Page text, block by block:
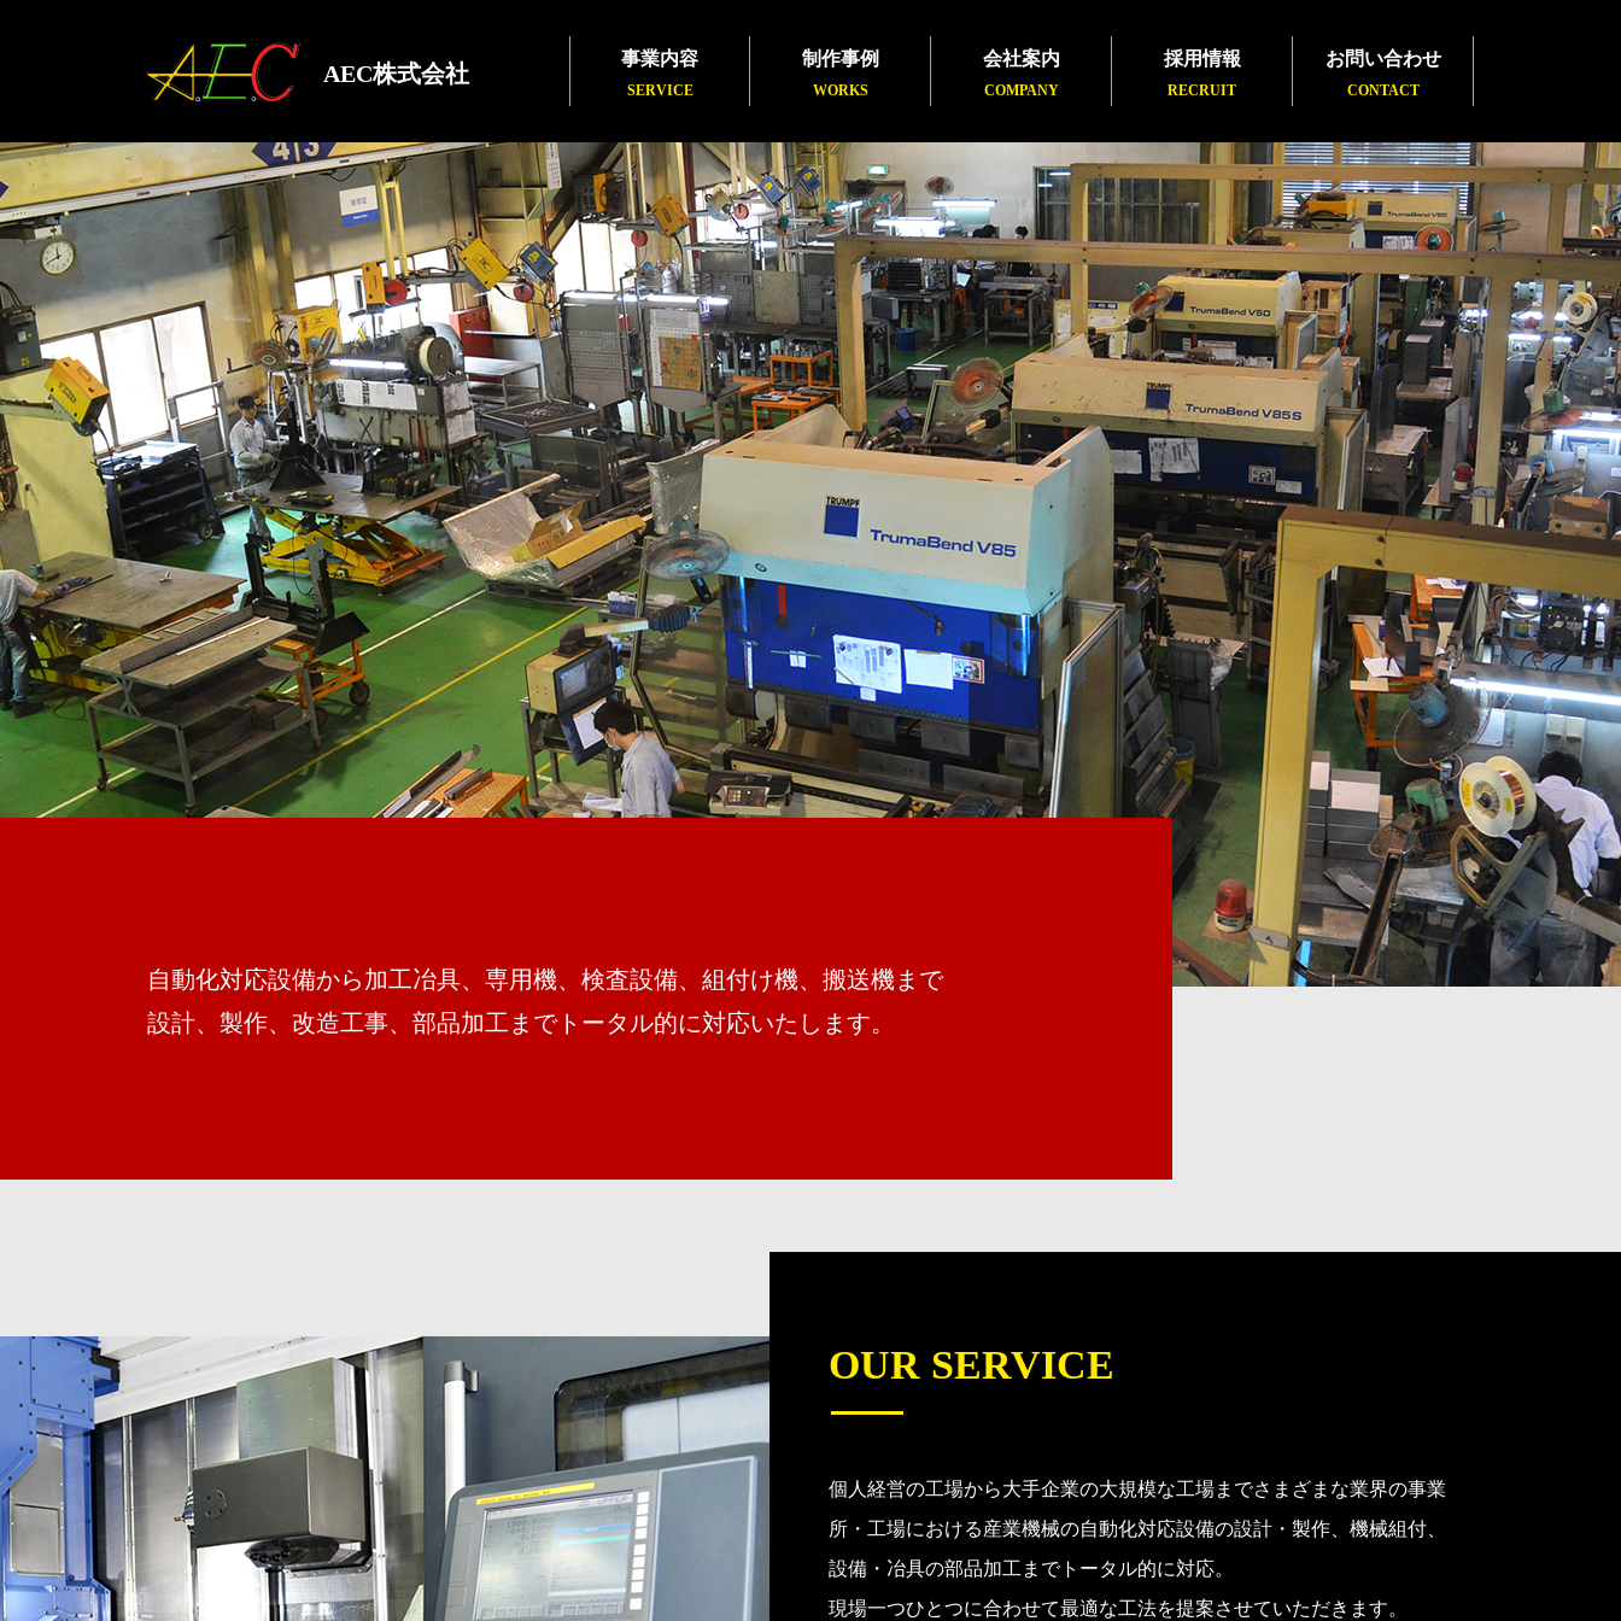
AEC株式会社
事業内容
SERVICE
制作事例
WORKS
会社案内
COMPANY
採用情報
RECRUIT
お問い合わせ
CONTACT
自動化対応設備から加工冶具、専用機、検査設備、組付け機、搬送機まで
設計、製作、改造工事、部品加工までトータル的に対応いたします。
OUR SERVICE
個人経営の工場から大手企業の大規模な工場までさまざまな業界の事業
所・工場における産業機械の自動化対応設備の設計・製作、機械組付、
設備・冶具の部品加工までトータル的に対応。
現場一つひとつに合わせて最適な工法を提案させていただきます。